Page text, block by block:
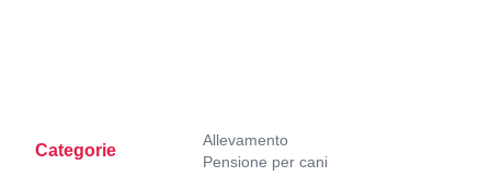
Categorie
Allevamento
Pensione per cani